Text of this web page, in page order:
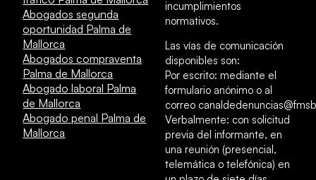
Abogados segunda
oportunidad Palma de
Mallorca
Abogados compraventa
Palma de Mallorca
Abogado laboral Palma
de Mallorca
Abogado penal Palma de
Mallorca
incumplimientos
normativos.
Las vías de comunicación
disponibles son:
Por escrito: mediante el
formulario anónimo o al
correo
Verbalmente: con solicitud
previa del informante, en
una reunión (presencial,
telemática o telefónica) en